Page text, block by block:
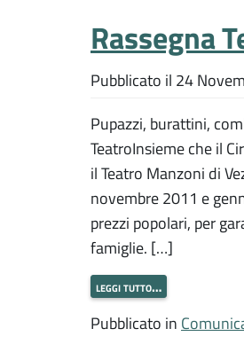
Rassegna
Pubblicato il 24
Pupazzi, burattini,
TeatroInsieme che il
il Teatro Manzoni di
novembre 2011 e
prezzi popolari, per
famiglie. […]
leggi tutto…
Pubblicato in